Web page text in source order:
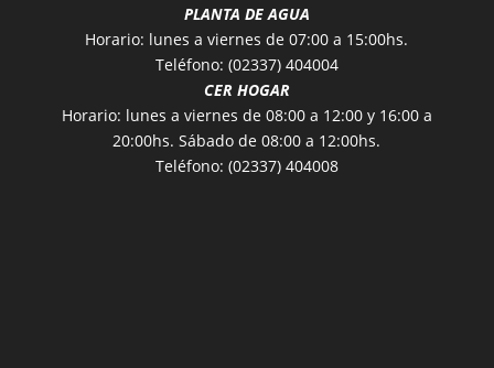
PLANTA DE AGUA
Horario: lunes a viernes de 07:00 a 15:00hs.
Teléfono: (02337) 404004
CER HOGAR
Horario: lunes a viernes de 08:00 a 12:00 y 16:00 a
20:00hs. Sábado de 08:00 a 12:00hs.
Teléfono: (02337) 404008